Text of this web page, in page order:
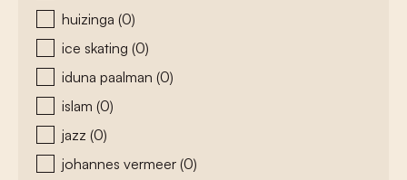
huizinga (0)
ice skating (0)
iduna paalman (0)
islam (0)
jazz (0)
johannes vermeer (0)